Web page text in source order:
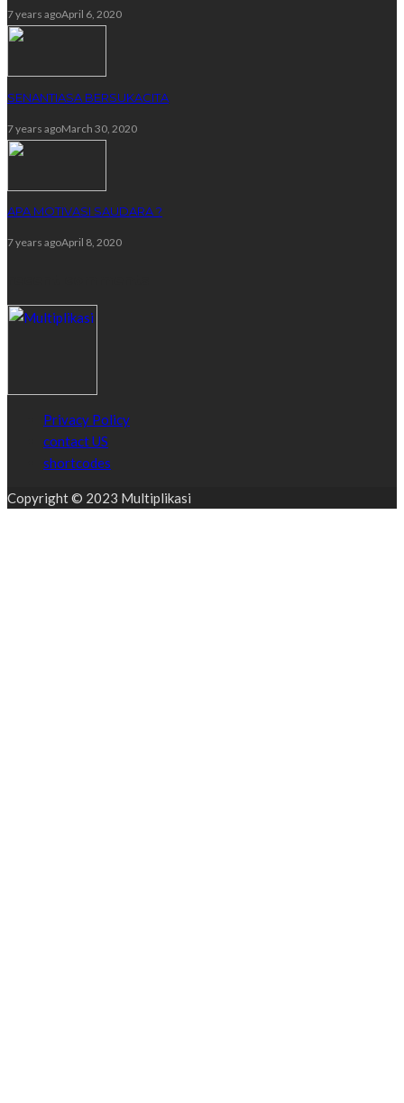
7 years agoApril 6, 2020
SENANTIASA BERSUKACITA
7 years agoMarch 30, 2020
APA MOTIVASI SAUDARA ?
7 years agoApril 8, 2020
Privacy Policy
contact US
shortcodes
Copyright © 2023 Multiplikasi